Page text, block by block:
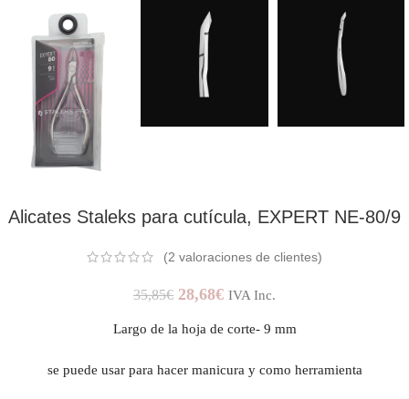
Alicates Staleks para cutícula, EXPERT NE-80/9
(2 valoraciones de clientes)
35,85€ 28,68€ IVA Inc.
Largo de la hoja de corte- 9 mm
se puede usar para hacer manicura y como herramienta